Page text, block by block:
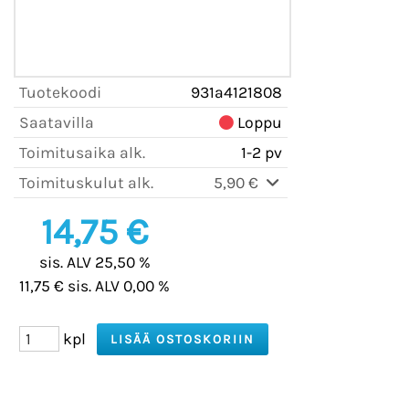
Tuotekoodi
931a4121808
Saatavilla
Loppu
Toimitusaika alk.
1-2 pv
Toimituskulut alk.
5,90 €
14,75 €
sis. ALV 25,50 %
11,75 € sis. ALV 0,00 %
kpl